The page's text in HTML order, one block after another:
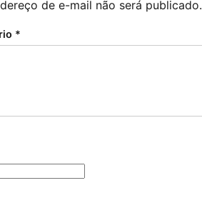
de e-mail não será publicado.
*